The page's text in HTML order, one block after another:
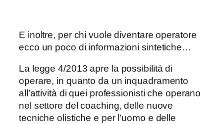
E inoltre, per chi vuole diventare operatore
ecco un poco di informazioni sintetiche…
La legge 4/2013 apre la possibilità di
operare, in quanto da un inquadramento
all’attività di quei professionisti che operano
nel settore del coaching, delle nuove
tecniche olistiche e per l’uomo e delle